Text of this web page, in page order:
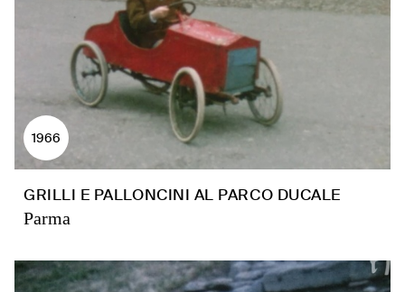
1966
GRILLI E PALLONCINI AL PARCO DUCALE
Parma